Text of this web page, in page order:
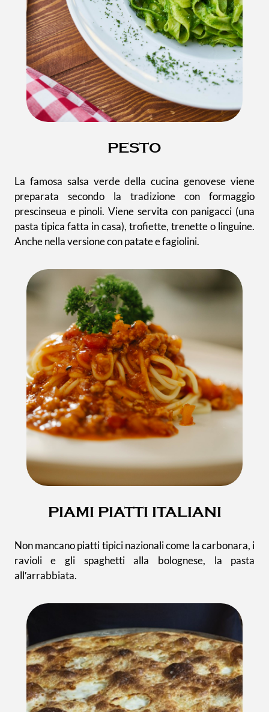
PESTO
La famosa salsa verde della cucina genovese viene
preparata secondo la tradizione con formaggio
prescinseua e pinoli. Viene servita con panigacci (una
pasta tipica fatta in casa), trofiette, trenette o linguine.
Anche nella versione con patate e fagiolini.
PIAMI PIATTI ITALIANI
Non mancano piatti tipici nazionali come la carbonara, i
ravioli e gli spaghetti alla bolognese, la pasta
all′arrabbiata.